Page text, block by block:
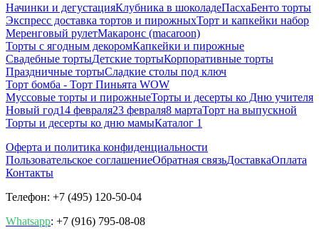
Начинки и дегустацияКлубника в шоколадеПасхаБенто торты
Экспресс доставка тортов и пирожныхТорт и капкейки набор
Меренговый рулетМакаронс (macaroon)
Торты с ягодным декоромКапкейки и пирожные
Свадебные тортыДетские тортыКорпоративные торты
Праздничные тортыСладкие столы под ключ
Торт бомба - Торт Пиньята WOW
Муссовые торты и пирожныеТорты и десерты ко Дню учителя
Новый год14 февраля23 февраля8 мартаТорт на выпускной
Торты и десерты ко дню мамыКаталог 1
Оферта и политика конфиденциальности
Пользовательское соглашениеОбратная связьДоставкаОплата
Контакты
Телефон: +7 (495) 120-50-04
Whatsapp: +7 (916) 795-08-08